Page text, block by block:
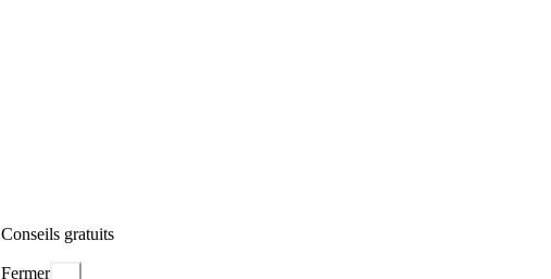
Conseils gratuits
Fermer